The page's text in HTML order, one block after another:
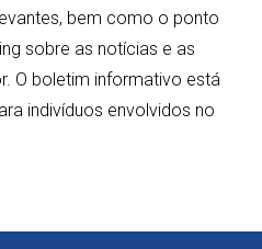
bem como o ponto
sobre as notícias e as
O boletim informativo está
indivíduos envolvidos no